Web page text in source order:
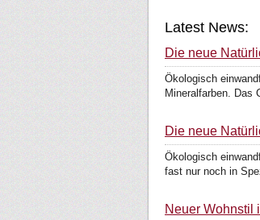
Latest News:
Die neue
Ökologisch
Mineralfarben. Das
Die neue
Ökologisch
fast nur noch in
Neuer Wohnstil